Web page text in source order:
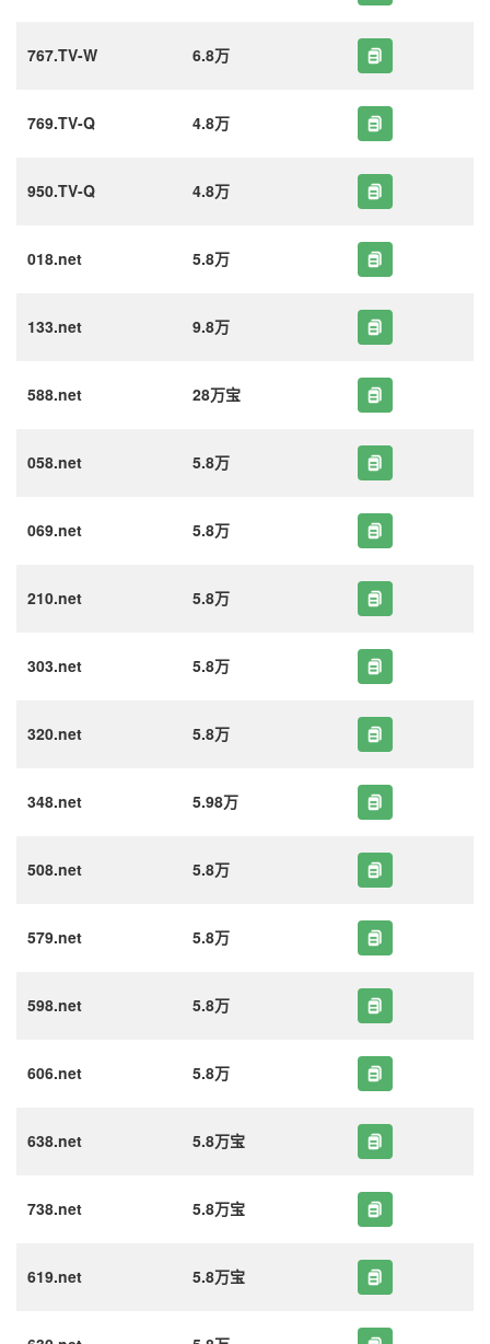
767.TV-W 6.8万
769.TV-Q 4.8万
950.TV-Q 4.8万
018.net 5.8万
133.net 9.8万
588.net 28万宝
058.net 5.8万
069.net 5.8万
210.net 5.8万
303.net 5.8万
320.net 5.8万
348.net 5.98万
508.net 5.8万
579.net 5.8万
598.net 5.8万
606.net 5.8万
638.net 5.8万宝
738.net 5.8万宝
619.net 5.8万宝